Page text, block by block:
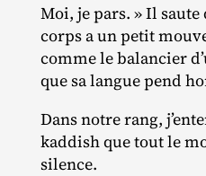
Moi, je pars. » Il
corps a un petit
comme le balancier
que sa langue pend
Dans notre rang,
kaddish que tout le
silence.